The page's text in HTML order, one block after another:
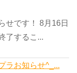
せです！ 8月16日
するこ...
ラお知らせ^_...